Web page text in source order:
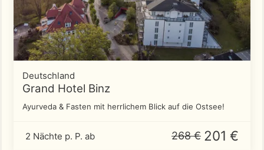
Deutschland
Grand Hotel Binz
Ayurveda & Fasten mit herrlichem Blick auf die Ostsee!
2 Nächte p. P. ab 268 € 201 €